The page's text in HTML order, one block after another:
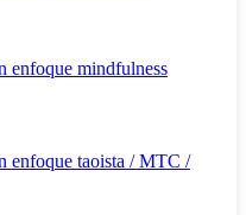
enfoque mindfulness
enfoque taoista / MTC /